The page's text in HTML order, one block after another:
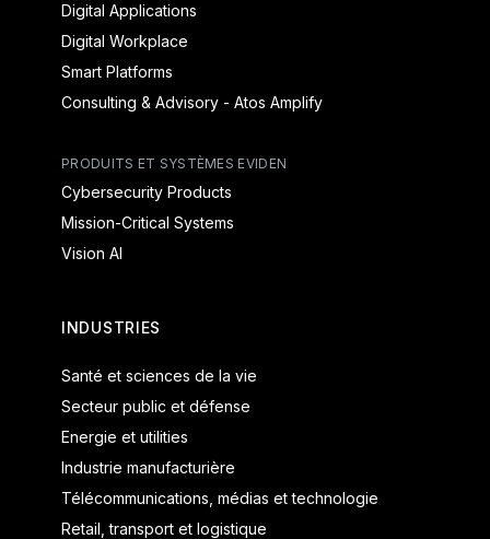
Digital Applications
Digital Workplace
Smart Platforms
Consulting & Advisory - Atos Amplify
PRODUITS ET SYSTÈMES EVIDEN
Cybersecurity Products
Mission-Critical Systems
Vision AI
INDUSTRIES
Santé et sciences de la vie
Secteur public et défense
Energie et utilities
Industrie manufacturière
Télécommunications, médias et technologie
Retail, transport et logistique